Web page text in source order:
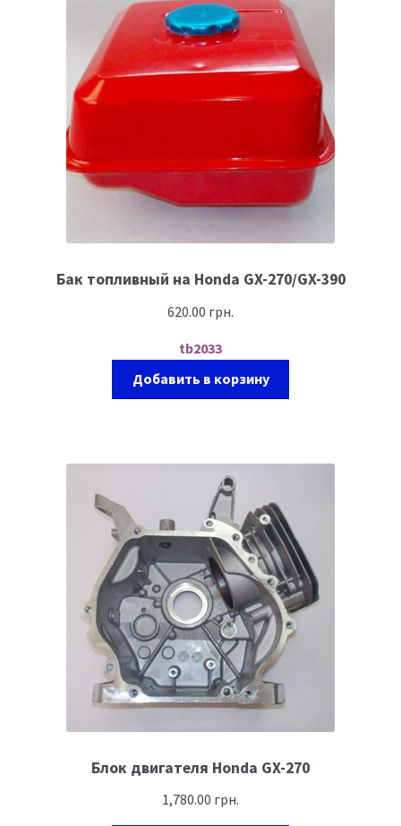
Бак топливный на Honda GX-270/GX-390
620.00 грн.
tb2033
Добавить в корзину
Блок двигателя Honda GX-270
1,780.00 грн.